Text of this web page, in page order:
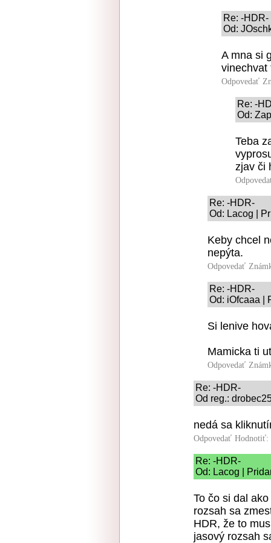
Re: -HDR-
Od:
A mna si
vinechvat
Odpovedať
Re: -
Od:
Teba
zjav či
Re: -HDR-
Od: Lacog |
Keby chcel
nepýta.
Odpovedať
Re: -HDR-
Od: iOfcaaa |
Si lenive
Mamicka ti
Odpovedať
Re: -HDR-
Od reg.:
nedá sa
Odpovedať Hodnotiť:
Re: -HDR-
Od: Lacog |
To čo si dal
rozsah sa
HDR, že to
jasový rozsah